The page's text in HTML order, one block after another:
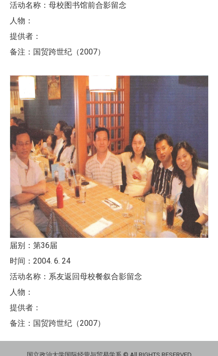
活动名称：母校图书馆前合影留念
人物：
提供者：
备注：国贸跨世纪（2007）
届别：第36届
时间：2004. 6. 24
活动名称：系友返回母校餐叙合影留念
人物：
提供者：
备注：国贸跨世纪（2007）